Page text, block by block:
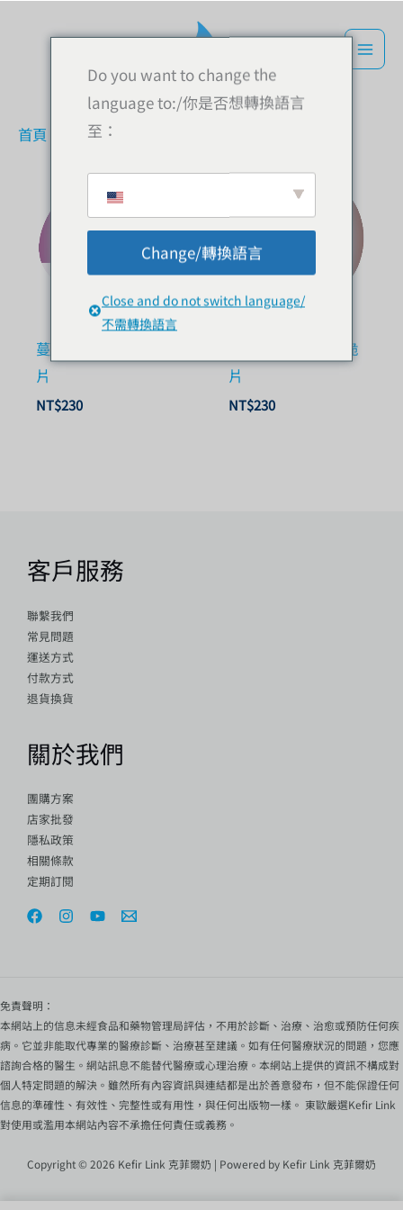
首頁
燕麥脆片
蔓越莓玉米｜燕麥脆
片
NT$230
巧克力杏仁｜燕麥脆
片
NT$230
客戶服務
聯繫我們
常見問題
運送方式
付款方式
退貨換貨
關於我們
團購方案
店家批發
隱私政策
相關條款
定期訂閱
免責聲明：
本網站上的信息未經食品和藥物管理局評估，不用於診斷、治療、治愈或預防任何疾
病。它並非能取代專業的醫療診斷、治療甚至建議。如有任何醫療狀況的問題，您應
諮詢合格的醫生。網站訊息不能替代醫療或心理治療。本網站上提供的資訊不構成對
個人特定問題的解決。雖然所有內容資訊與連結都是出於善意發布，但不能保證任何
信息的準確性、有效性、完整性或有用性，與任何出版物一樣。 東歐嚴選Kefir Link
對使用或濫用本網站內容不承擔任何責任或義務。
Copyright © 2026 Kefir Link 克菲爾奶 | Powered by Kefir Link 克菲爾奶
Do you want to change the
language to:/你是否想轉換語言
至：
Change/轉換語言
Close and do not switch language/
不需轉換語言